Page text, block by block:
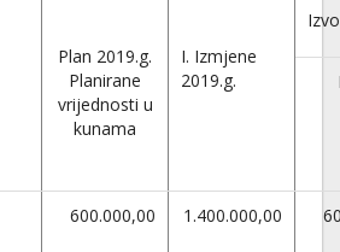
Plan 2019.g.
Planirane
vrijednosti u
kunama
I. Izmjene
2019.g.
600.000,00 1.400.000,00